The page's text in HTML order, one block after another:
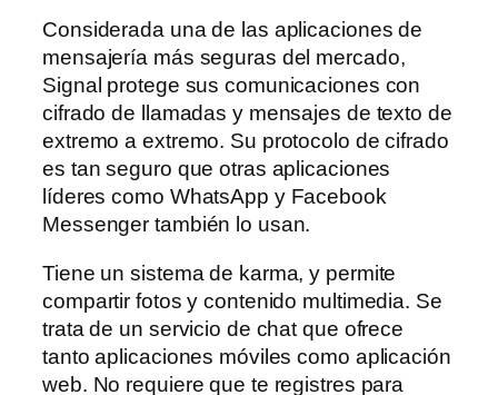
Considerada una de las aplicaciones de
mensajería más seguras del mercado,
Signal protege sus comunicaciones con
cifrado de llamadas y mensajes de texto de
extremo a extremo. Su protocolo de cifrado
es tan seguro que otras aplicaciones
líderes como WhatsApp y Facebook
Messenger también lo usan.
Tiene un sistema de karma, y permite
compartir fotos y contenido multimedia. Se
trata de un servicio de chat que ofrece
tanto aplicaciones móviles como aplicación
web. No requiere que te registres para